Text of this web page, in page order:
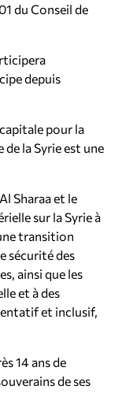
du Conseil de
depuis
pour la
la Syrie est une
Sharaa et le
sur la Syrie à
transition
sécurité des
ainsi que les
et à des
et inclusif,
14 ans de
de ses